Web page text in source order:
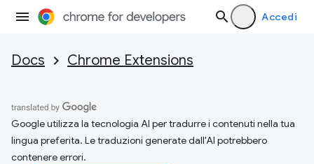
Accedi
Docs Chrome Extensions
Google utilizza la tecnologia AI per tradurre i contenuti nella tua
lingua preferita. Le traduzioni generate dall'AI potrebbero
contenere errori.